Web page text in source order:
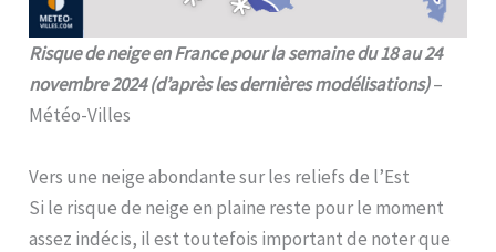
Risque de neige en France pour la semaine du 18 au 24
novembre 2024 (d’après les dernières modélisations)–
Météo-Villes
Vers une neige abondante sur les reliefs de l’Est
Si le risque de neige en plaine reste pour le moment
assez indécis, il est toutefois important de noter que